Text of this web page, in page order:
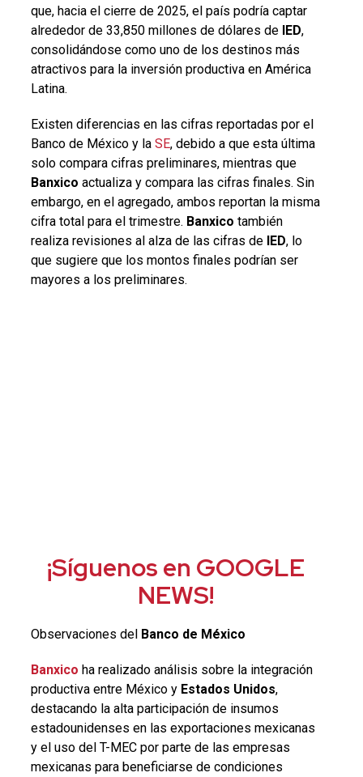
que, hacia el cierre de 2025, el país podría captar
alrededor de 33,850 millones de dólares de IED,
consolidándose como uno de los destinos más
atractivos para la inversión productiva en América
Latina.
Existen diferencias en las cifras reportadas por el
Banco de México y la SE, debido a que esta última
solo compara cifras preliminares, mientras que
Banxico actualiza y compara las cifras finales. Sin
embargo, en el agregado, ambos reportan la misma
cifra total para el trimestre. Banxico también
realiza revisiones al alza de las cifras de IED, lo
que sugiere que los montos finales podrían ser
mayores a los preliminares.
¡Síguenos en GOOGLE
NEWS!
Observaciones del Banco de México
Banxico ha realizado análisis sobre la integración
productiva entre México y Estados Unidos,
destacando la alta participación de insumos
estadounidenses en las exportaciones mexicanas
y el uso del T-MEC por parte de las empresas
mexicanas para beneficiarse de condiciones